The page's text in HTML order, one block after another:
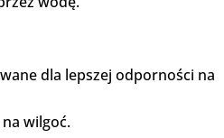
dla lepszej odporności na
wilgoć.